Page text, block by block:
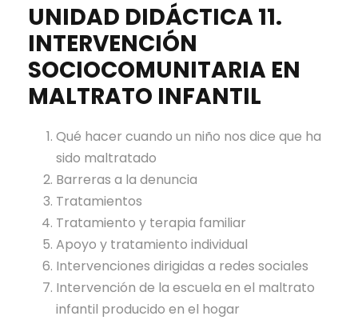
UNIDAD DIDÁCTICA 11.
INTERVENCIÓN
SOCIOCOMUNITARIA EN
MALTRATO INFANTIL
Qué hacer cuando un niño nos dice que ha
sido maltratado
Barreras a la denuncia
Tratamientos
Tratamiento y terapia familiar
Apoyo y tratamiento individual
Intervenciones dirigidas a redes sociales
Intervención de la escuela en el maltrato
infantil producido en el hogar